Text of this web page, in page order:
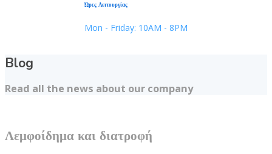
Ώρες Λειτουργίας
Mon - Friday: 10AM - 8PM
Blog
Read all the news about our company
Λεμφοίδημα και διατροφή